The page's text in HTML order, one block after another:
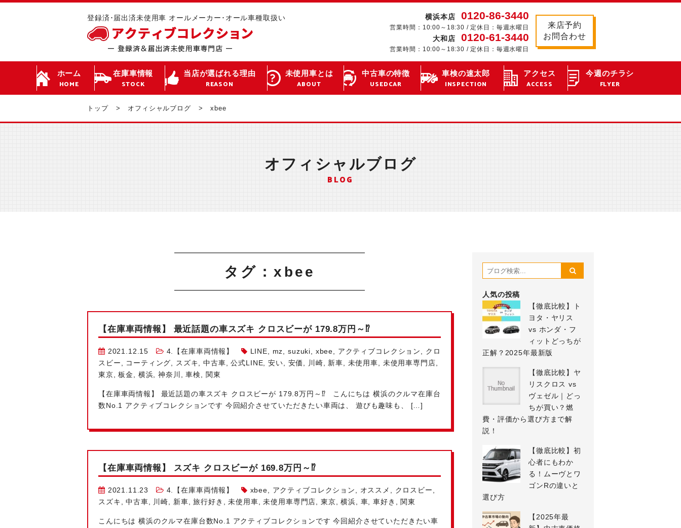
登録済･届出済未使用車 オールメーカー･オール車種取扱い 横浜本店 0120-86-3440
営業時間：10:00～18:30 / 定休日：毎週水曜日
大和店 0120-61-3440
営業時間：10:00～18:30 / 定休日：毎週水曜日
来店予約
お問合わせ
ホーム
HOME
在庫車情報
STOCK
当店が選ばれる理由
REASON
未使用車とは
ABOUT
中古車の特徴
USEDCAR
車検の速太郎
INSPECTION
アクセス
ACCESS
今週のチラシ
FLYER
トップ オフィシャルブログ xbee
オフィシャルブログ
BLOG
タグ：xbee
【在庫車両情報】 最近話題の車スズキ クロスビーが 179.8万円～⁉
2021.12.15 4.【在庫車両情報】 LINE, mz, suzuki, xbee, アクティブコレクション, クロ
スビー, コーティング, スズキ,中古車,公式LINE,安い, 安価, 川崎, 新車, 未使用車, 未使用車専門店,
東京,板金, 横浜,神奈川 ,車検, 関東
【在庫車両情報】 最近話題の車スズキ クロスビーが 179.8万円～⁉ こんにちは 横浜のクルマ在庫台
数No.1 アクティブコレクションです 今回紹介させていただきたい車両は、 遊びも趣味も、 […]
【在庫車両情報】 スズキ クロスビーが 169.8万円～⁉
2021.11.23 4.【在庫車両情報】 xbee, アクティブコレクション, オススメ , クロスビー,
スズキ,中古車, 川崎, 新車,旅行好き ,未使用車,未使用車専門店, 東京,横浜, 車,車好き , 関東
こんにちは 横浜のクルマ在庫台数No.1 アクティブコレクションです 今回紹介させていただきたい車
人気の投稿
【徹底比較】ト
ヨタ・ヤリス
vs ホンダ・フ
ィットどっちが
正解？2025年最新版
【徹底比較】ヤ
リスクロス vs
ヴェゼル｜どっ
ちが買い？燃
費・評価から選び方まで解
説！
【徹底比較】初
心者にもわか
る！ムーヴとワ
ゴンRの違いと
選び方
【2025年最